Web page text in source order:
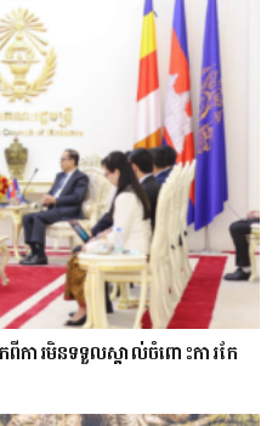
កពីការមិនទទួលស្គាល់ចំពោះការកែ